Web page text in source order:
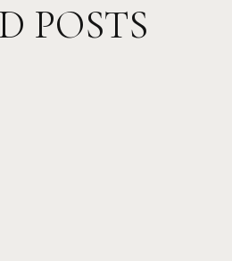
POSTS